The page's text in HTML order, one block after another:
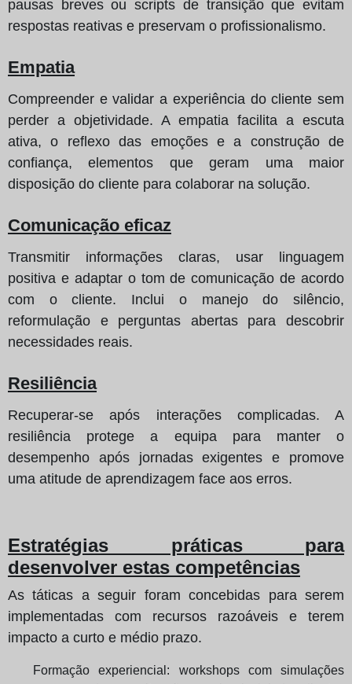
pausas breves ou scripts de transição que evitam
respostas reativas e preservam o profissionalismo.
Empatia
Compreender e validar a experiência do cliente sem
perder a objetividade. A empatia facilita a escuta
ativa, o reflexo das emoções e a construção de
confiança, elementos que geram uma maior
disposição do cliente para colaborar na solução.
Comunicação eficaz
Transmitir informações claras, usar linguagem
positiva e adaptar o tom de comunicação de acordo
com o cliente. Inclui o manejo do silêncio,
reformulação e perguntas abertas para descobrir
necessidades reais.
Resiliência
Recuperar-se após interações complicadas. A
resiliência protege a equipa para manter o
desempenho após jornadas exigentes e promove
uma atitude de aprendizagem face aos erros.
Estratégias práticas para
desenvolver estas competências
As táticas a seguir foram concebidas para serem
implementadas com recursos razoáveis e terem
impacto a curto e médio prazo.
Formação experiencial: workshops com simulações